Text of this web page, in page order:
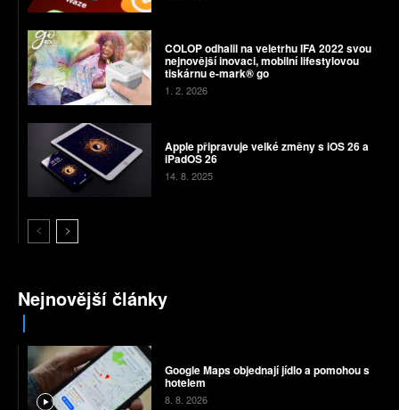
COLOP odhalil na veletrhu IFA 2022 svou
nejnovější inovaci, mobilní lifestylovou
tiskárnu e-mark® go
1. 2. 2026
Apple připravuje velké změny s iOS 26 a
iPadOS 26
14. 8. 2025
Nejnovější články
Google Maps objednají jídlo a pomohou s
hotelem
8. 8. 2026